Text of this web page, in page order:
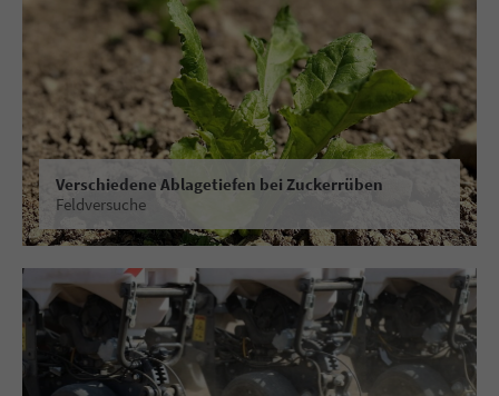
Verschiedene Ablagetiefen bei Zuckerrüben
Feldversuche